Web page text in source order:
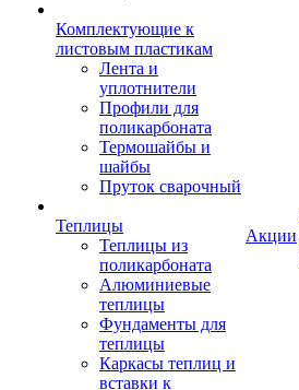
Комплектующие к
листовым пластикам
Лента и
уплотнители
Профили для
поликарбоната
Термошайбы и
шайбы
Пруток сварочный
Теплицы
Теплицы из
поликарбоната
Алюминиевые
теплицы
Фундаменты для
теплицы
Каркасы теплиц и
вставки к
Акции